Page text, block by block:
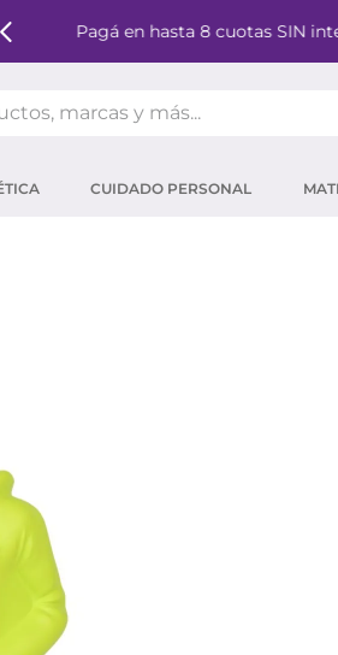
Pagá en hasta 8 cuotas SIN
CUIDADO PERSONAL